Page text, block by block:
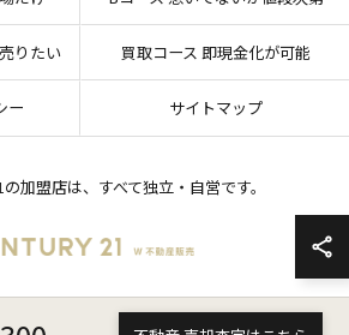
りたい 買取コース 即現金化が可能
ー サイトマップ
加盟店は、すべて独立・自営です。
売却ならセンチュリー21 W不動産販売 ALL RIGHTS